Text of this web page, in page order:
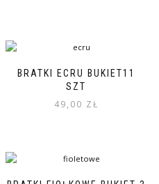
BRATKI ECRU BUKIET11
SZT
49,00 ZŁ